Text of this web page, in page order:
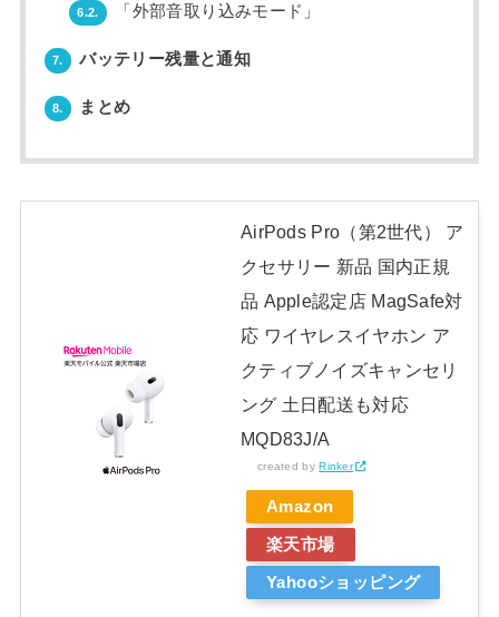
6.2. 「外部音取り込みモード」
7. バッテリー残量と通知
8. まとめ
AirPods Pro（第2世代） ア
クセサリー 新品 国内正規
品 Apple認定店 MagSafe対
応 ワイヤレスイヤホン ア
クティブノイズキャンセリ
ング 土日配送も対応
MQD83J/A
created byRinker
Amazon
楽天市場
Yahooショッピング